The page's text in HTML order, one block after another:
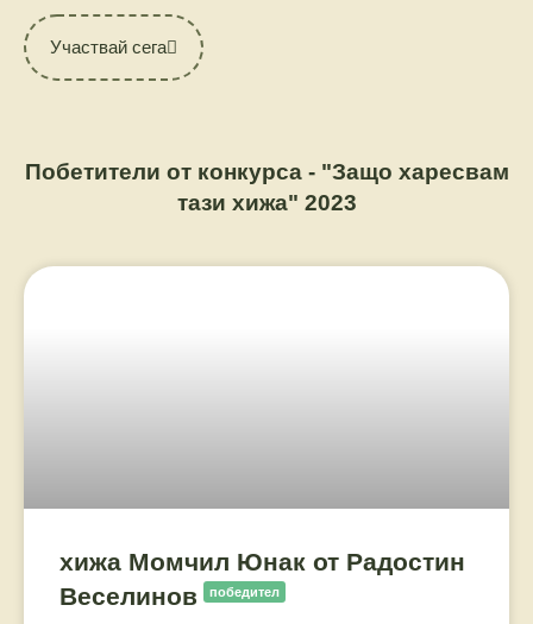
Участвай сега
Побетители от конкурса - "Защо харесвам
тази хижа" 2023
хижа Момчил Юнак от Радостин
Веселинов
победител